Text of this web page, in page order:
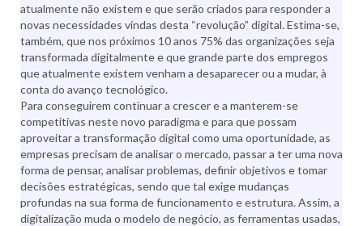
atualmente não existem e que serão criados para responder a
novas necessidades vindas desta “revolução” digital. Estima-se,
também, que nos próximos 10 anos 75% das organizações seja
transformada digitalmente e que grande parte dos empregos
que atualmente existem venham a desaparecer ou a mudar, à
conta do avanço tecnológico.
Para conseguirem continuar a crescer e a manterem-se
competitivas neste novo paradigma e para que possam
aproveitar a transformação digital como uma oportunidade, as
empresas precisam de analisar o mercado, passar a ter uma nova
forma de pensar, analisar problemas, definir objetivos e tomar
decisões estratégicas, sendo que tal exige mudanças
profundas na sua forma de funcionamento e estrutura. Assim, a
digitalização muda o modelo de negócio, as ferramentas usadas,